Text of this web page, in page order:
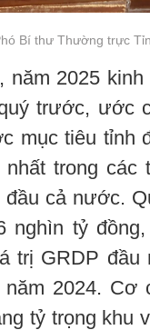
Bí thư Thường trực
năm 2025
trước, ước
mục tiêu tỉnh
nhất trong các
đầu cả nước.
nghìn tỷ
trị GRDP
2024. Cơ
tỷ trọng khu